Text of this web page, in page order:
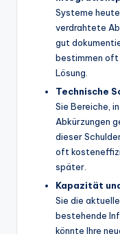
Systeme
verdrahtete
gut
bestimmen oft
Lösung.
Technische
Sie Bereiche,
Abkürzungen
dieser
oft
später.
Kapazität
Sie die
bestehende
könnte Ihre